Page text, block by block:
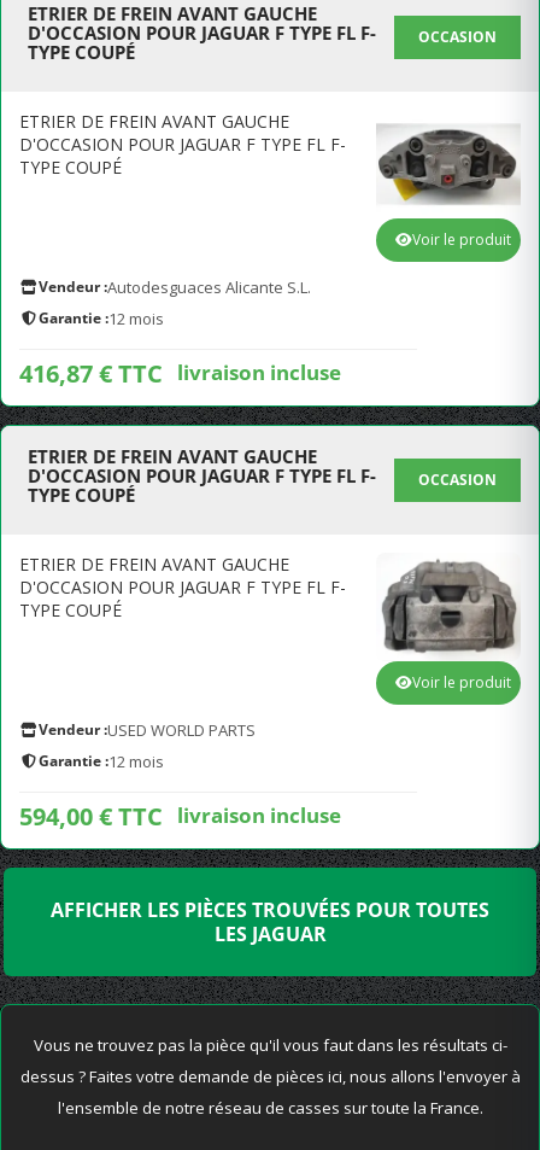
ETRIER DE FREIN AVANT GAUCHE
D'OCCASION POUR JAGUAR F TYPE FL F-
TYPE COUPÉ
OCCASION
ETRIER DE FREIN AVANT GAUCHE
D'OCCASION POUR JAGUAR F TYPE FL F-
TYPE COUPÉ
Vendeur :Autodesguaces Alicante S.L.
Garantie :12 mois
416,87 € TTC livraison incluse
Voir le produit
ETRIER DE FREIN AVANT GAUCHE
D'OCCASION POUR JAGUAR F TYPE FL F-
TYPE COUPÉ
OCCASION
ETRIER DE FREIN AVANT GAUCHE
D'OCCASION POUR JAGUAR F TYPE FL F-
TYPE COUPÉ
Vendeur :USED WORLD PARTS
Garantie :12 mois
594,00 € TTC livraison incluse
Voir le produit
AFFICHER LES PIÈCES TROUVÉES POUR TOUTES
LES JAGUAR
Vous ne trouvez pas la pièce qu'il vous faut dans les résultats ci-
dessus ? Faites votre demande de pièces ici, nous allons l'envoyer à
l'ensemble de notre réseau de casses sur toute la France.